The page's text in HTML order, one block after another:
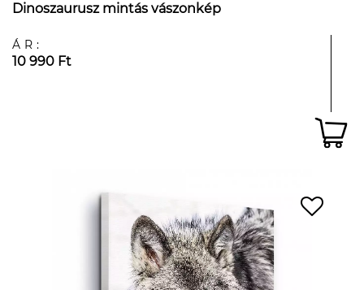
Dinoszaurusz mintás vászonkép
ÁR:
10 990 Ft